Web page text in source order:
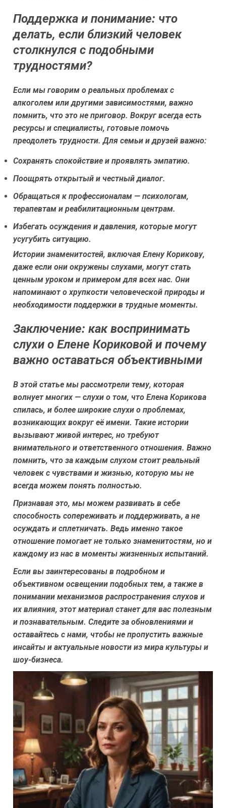
Поддержка и понимание: что
делать, если близкий человек
столкнулся с подобными
трудностями?
Если мы говорим о реальных проблемах с
алкоголем или другими зависимостями, важно
помнить, что это не приговор. Вокруг всегда есть
ресурсы и специалисты, готовые помочь
преодолеть трудности. Для семьи и друзей важно:
Сохранять спокойствие и проявлять эмпатию.
Поощрять открытый и честный диалог.
Обращаться к профессионалам — психологам,
терапевтам и реабилитационным центрам.
Избегать осуждения и давления, которые могут
усугубить ситуацию.
Истории знаменитостей, включая Елену Корикову,
даже если они окружены слухами, могут стать
ценным уроком и примером для всех нас. Они
напоминают о хрупкости человеческой природы и
необходимости поддержки в трудные моменты.
Заключение: как воспринимать
слухи о Елене Кориковой и почему
важно оставаться объективными
В этой статье мы рассмотрели тему, которая
волнует многих — слухи о том, что Елена Корикова
спилась, и более широкие слухи о проблемах,
возникающих вокруг её имени. Такие истории
вызывают живой интерес, но требуют
внимательного и ответственного отношения. Важно
помнить, что за каждым слухом стоит реальный
человек с чувствами и жизнью, которую мы не
всегда можем понять полностью.
Признавая это, мы можем развивать в себе
способность сопереживать и поддерживать, а не
осуждать и сплетничать. Ведь именно такое
отношение помогает не только знаменитостям, но и
каждому из нас в моменты жизненных испытаний.
Если вы заинтересованы в подробном и
объективном освещении подобных тем, а также в
понимании механизмов распространения слухов и
их влияния, этот материал станет для вас полезным
и познавательным. Следите за обновлениями и
оставайтесь с нами, чтобы не пропустить важные
инсайты и актуальные новости из мира культуры и
шоу-бизнеса.